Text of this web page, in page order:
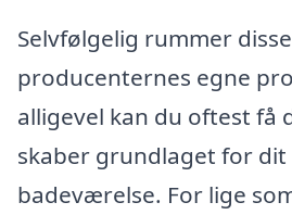
Selvfølgelig rummer
producenternes egne
alligevel kan du oftest få
skaber grundlaget for dit
badeværelse. For lige